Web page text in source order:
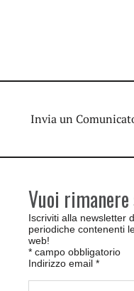
Invia un
Vuoi
Iscriviti alla newsletter
periodiche contenenti
web!
* campo obbligatorio
Indirizzo email *